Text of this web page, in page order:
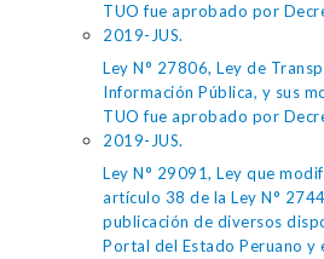
TUO fue aprobado por
2019-JUS.
Ley N° 27806, Ley de
Información Pública, y sus
TUO fue aprobado por
2019-JUS.
Ley N° 29091, Ley que
artículo 38 de la Ley N°
publicación de diversos
Portal del Estado Peruano y